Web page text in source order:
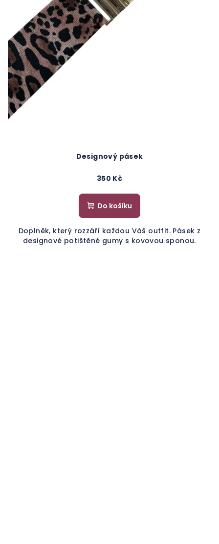
Designový pásek
350 Kč
Do košíku
Doplněk, který rozzáří každou Váš outfit. Pásek z
designové potištěné gumy s kovovou sponou.